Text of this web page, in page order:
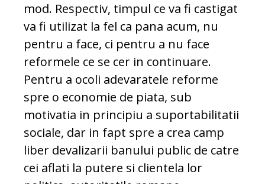
mod. Respectiv, timpul ce va fi castigat
va fi utilizat la fel ca pana acum, nu
pentru a face, ci pentru a nu face
reformele ce se cer in continuare.
Pentru a ocoli adevaratele reforme
spre o economie de piata, sub
motivatia in principiu a suportabilitatii
sociale, dar in fapt spre a crea camp
liber devalizarii banului public de catre
cei aflati la putere si clientela lor